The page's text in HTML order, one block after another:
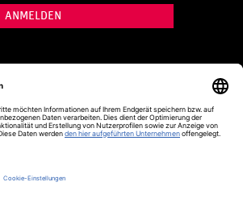
ANMELDEN
(D)
Festnetz
Jahr